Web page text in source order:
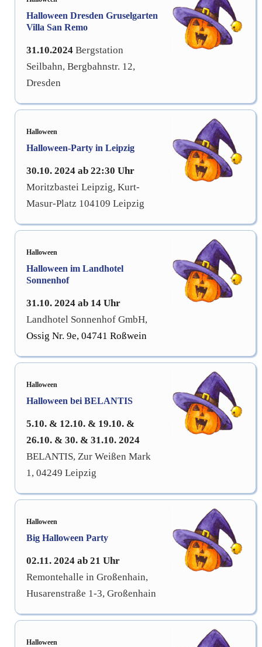
Halloween Dresden Gruselgarten
Villa San Remo
31.10.2024 Bergstation
Seilbahn, Bergbahnstr. 12,
Dresden
Halloween
Halloween-Party in Leipzig
30.10. 2024 ab 22:30 Uhr
Moritzbastei Leipzig, Kurt-
Masur-Platz 104109 Leipzig
Halloween
Halloween im Landhotel
Sonnenhof
31.10. 2024 ab 14 Uhr
Landhotel Sonnenhof GmbH,
Ossig Nr. 9e, 04741 Roßwein
Halloween
Halloween bei BELANTIS
5.10. & 12.10. & 19.10. &
26.10. & 30. & 31.10. 2024
BELANTIS, Zur Weißen Mark
1, 04249 Leipzig
Halloween
Big Halloween Party
02.11. 2024 ab 21 Uhr
Remontehalle in Großenhain,
Husarenstraße 1-3, Großenhain
Halloween